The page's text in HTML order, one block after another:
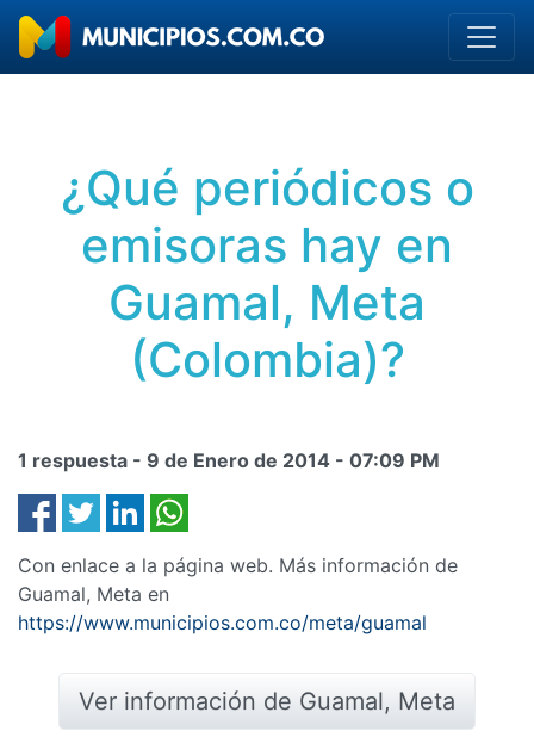
¿Qué periódicos o
emisoras hay en
Guamal, Meta
(Colombia)?
1 respuesta - 9 de Enero de 2014 - 07:09 PM
Con enlace a la página web. Más información de
Guamal, Meta en
https://www.municipios.com.co/meta/guamal
Ver información de Guamal, Meta